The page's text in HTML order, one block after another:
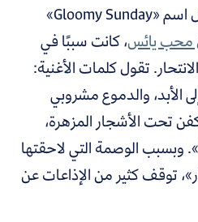
يُحكى أن أغنية مجرية تحمل اسم «Gloomy Sunday»
يائس، كانت سببًا في
تقول كلمات الأغنية:
الأبد، والدموع مشروبي
تحت الأشجار المزهرة،
.وبسبب الوصمة التي لاحقتها
توقف كثير من الإذاعات عن